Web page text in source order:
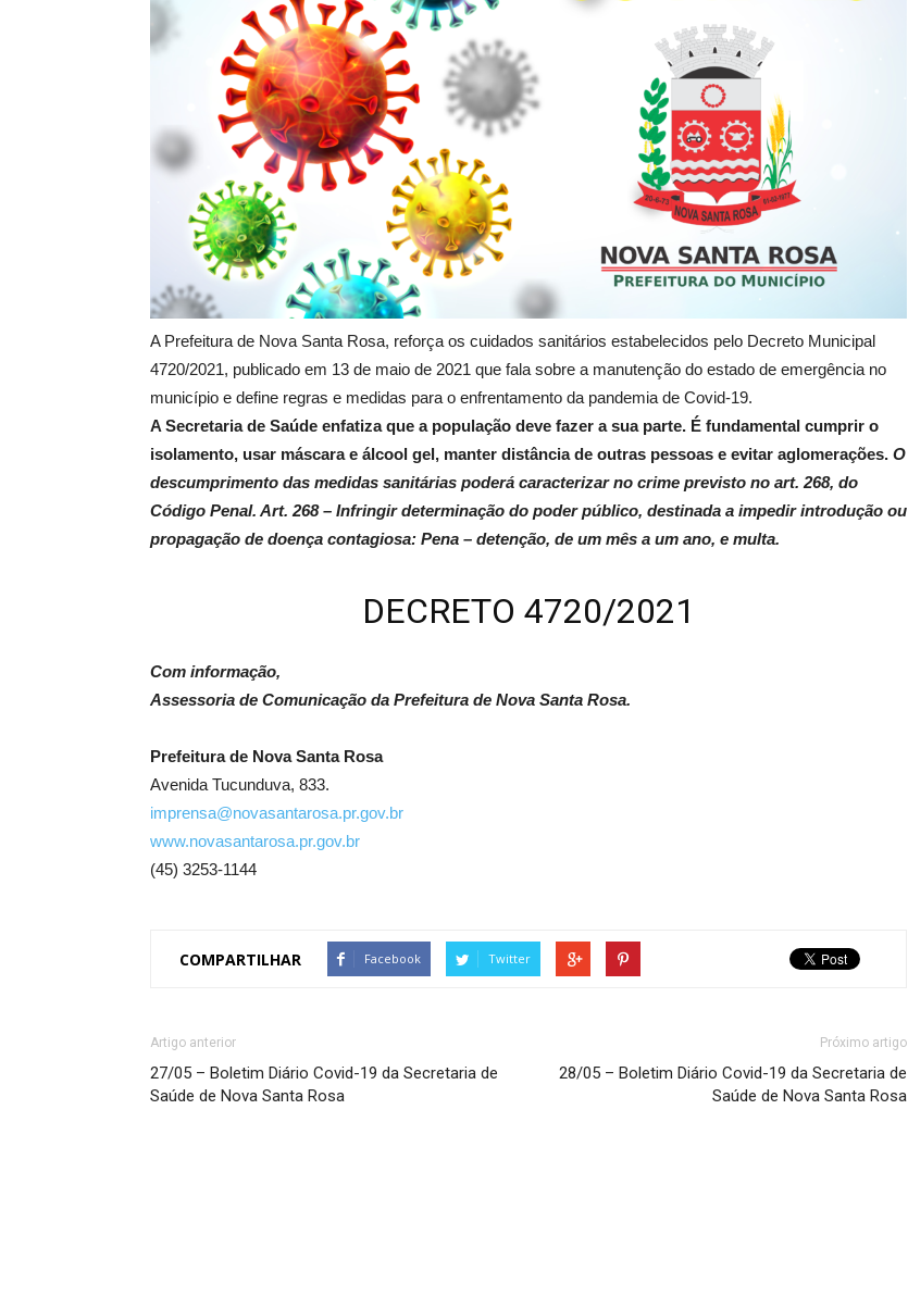
A Prefeitura de Nova Santa Rosa, reforça os cuidados sanitários estabelecidos pelo Decreto Municipal
4720/2021, publicado em 13 de maio de 2021 que fala sobre a manutenção do estado de emergência no
município e define regras e medidas para o enfrentamento da pandemia de Covid-19.
A Secretaria de Saúde enfatiza que a população deve fazer a sua parte. É fundamental cumprir o
isolamento, usar máscara e álcool gel, manter distância de outras pessoas e evitar aglomerações. O
descumprimento das medidas sanitárias poderá caracterizar no crime previsto no art. 268, do
Código Penal. Art. 268 – Infringir determinação do poder público, destinada a impedir introdução ou
propagação de doença contagiosa: Pena – detenção, de um mês a um ano, e multa.
DECRETO 4720/2021
Com informação,
Assessoria de Comunicação da Prefeitura de Nova Santa Rosa.
Prefeitura de Nova Santa Rosa
Avenida Tucunduva, 833.
imprensa@novasantarosa.pr.gov.br
www.novasantarosa.pr.gov.br
(45) 3253-1144
COMPARTILHAR Facebook Twitter
Artigo anterior
27/05 – Boletim Diário Covid-19 da Secretaria de
Saúde de Nova Santa Rosa
Próximo artigo
28/05 – Boletim Diário Covid-19 da Secretaria de
Saúde de Nova Santa Rosa